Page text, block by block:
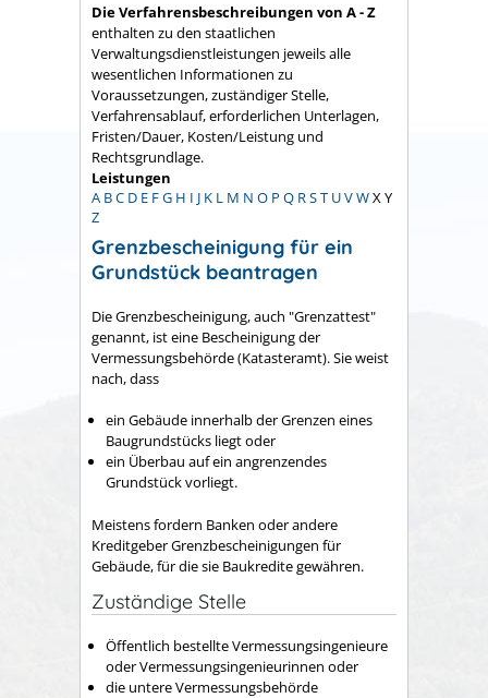
Die Verfahrensbeschreibungen von A - Z
enthalten zu den staatlichen
Verwaltungsdienstleistungen jeweils alle
wesentlichen Informationen zu
Voraussetzungen, zuständiger Stelle,
Verfahrensablauf, erforderlichen Unterlagen,
Fristen/Dauer, Kosten/Leistung und
Rechtsgrundlage.
Leistungen
A BC D E FG H I J K L M N O P Q RST UVWX Y
Z
Grenzbescheinigung für ein
Grundstück beantragen
Die Grenzbescheinigung, auch "Grenzattest"
genannt, ist eine Bescheinigung der
Vermessungsbehörde (Katasteramt). Sie weist
nach, dass
ein Gebäude innerhalb der Grenzen eines
Baugrundstücks liegt oder
ein Überbau auf ein angrenzendes
Grundstück vorliegt.
Meistens fordern Banken oder andere
Kreditgeber Grenzbescheinigungen für
Gebäude, für die sie Baukredite gewähren.
Zuständige Stelle
Öffentlich bestellte Vermessungsingenieure
oder Vermessungsingenieurinnen oder
die untere Vermessungsbehörde